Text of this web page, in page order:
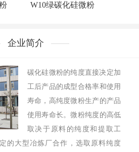
W10绿碳化硅微粉
企业简介
碳化硅微粉的纯度直接决定加
工后产品的成型合格率和使用
寿命，高纯度微粉生产的产品
使用寿命长。微粉纯度的高低
取决于原料的纯度和提取工
的大型冶炼厂合作，选取原料纯度